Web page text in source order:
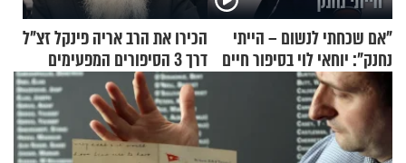
"אם שכחתי לנשום – הייתי
נחנק": יוחאי לוי בסיפור חיים
מעורר השראה
הכירו את הרב אריה פינקל זצ"ל
דרך 3 הסיפורים המפעימים
האלה